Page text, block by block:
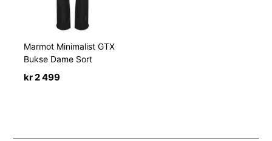
Marmot Minimalist GTX
Bukse Dame Sort
kr2 499